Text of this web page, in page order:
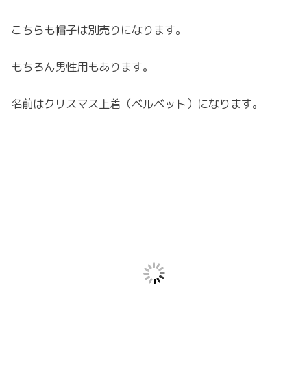
こちらも帽子は別売りになります。
もちろん男性用もあります。
名前はクリスマス上着（ベルベット）になります。